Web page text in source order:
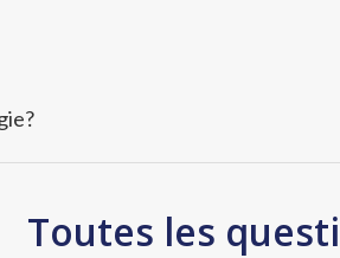
Toutes les